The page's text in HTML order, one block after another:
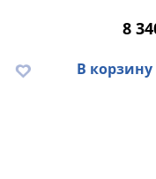
8
В корзину